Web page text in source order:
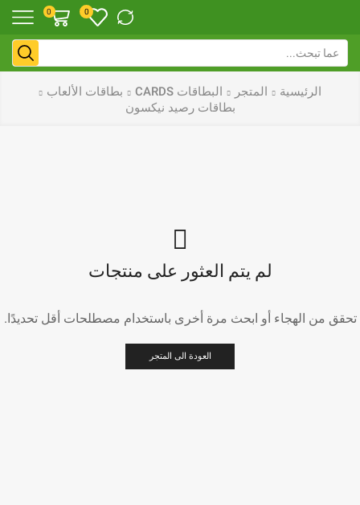
0
0
الرئيسية المتجر البطاقات CARDS
بطاقات الألعاب
بطاقات رصيد نيكسون
لم يتم العثور على منتجات
تحقق من الهجاء أو ابحث مرة أخرى باستخدام مصطلحات أقل تحديدًا.
العودة الى المتجر